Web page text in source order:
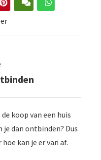
koop van een huis
dan ontbinden? Dus
kan je er van af.